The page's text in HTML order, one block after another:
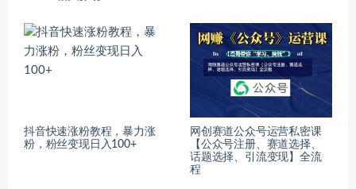
抖音快速涨粉教程，暴力涨
粉，粉丝变现日入100+
网创赛道公众号运营私密课
【公众号注册、赛道选择、
话题选择、引流变现】全流
程